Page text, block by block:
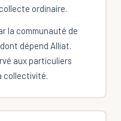
ordinaire.
la communauté de
dépend Alliat.
aux particuliers
collectivité.